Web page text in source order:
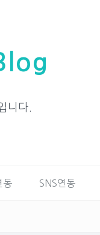
니다.
동 SNS연동